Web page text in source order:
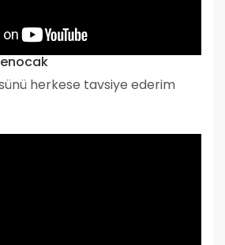
herkese tavsiye ederim